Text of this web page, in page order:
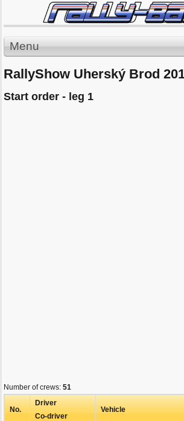
Menu
RallyShow Uherský Brod
Start order - leg 1
Number of crews: 51
No.
Driver
Co-driver
Vehicle